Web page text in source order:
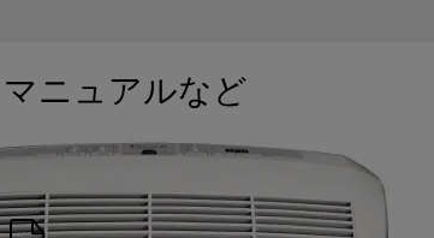
マニュアルなど